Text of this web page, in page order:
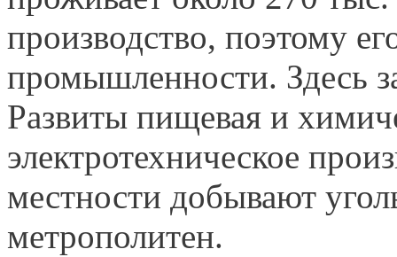
производство, поэтому
промышленности. Здесь
Развиты пищевая и
электротехническое
местности добывают
метрополитен.